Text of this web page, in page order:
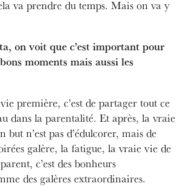
va prendre du temps. Mais on va y
on voit que c’est important pour
moments mais aussi les
première, c’est de partager tout ce
dans la parentalité. Et après, la vraie
n’est pas d’édulcorer, mais de
galère, la fatigue, la vraie vie de
c’est des bonheurs
des galères extraordinaires.